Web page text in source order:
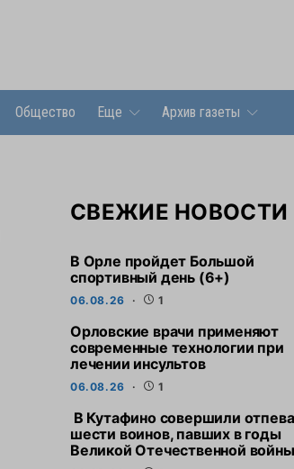
Общество Еще Архив газеты
СВЕЖИЕ НОВОСТИ
В Орле пройдет Большой
спортивный день (6+)
06.08.26 1
Орловские врачи применяют
современные технологии при
лечении инсультов
06.08.26 1
В Кутафино совершили
шести воинов, павших в годы
Великой Отечественной войны